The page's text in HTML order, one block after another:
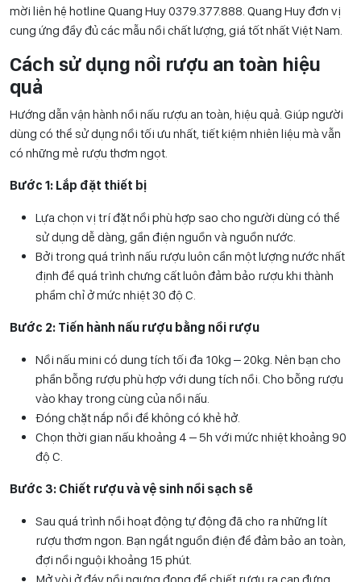
mời liên hệ hotline Quang Huy 0379.377.888 . Quang Huy đơn vị
cung ứng đầy đủ các mẫu nồi chất lượng, giá tốt nhất Việt Nam.
Cách sử dụng nồi rượu an toàn hiệu
quả
Hướng dẫn vận hành nồi nấu rượu an toàn, hiệu quả. Giúp người
dùng có thể sử dụng nồi tối ưu nhất, tiết kiệm nhiên liệu mà vẫn
có những mẻ rượu thơm ngọt.
Bước 1: Lắp đặt thiết bị
Lựa chọn vị trí đặt nồi phù hợp sao cho người dùng có thể
sử dụng dễ dàng, gần điện nguồn và nguồn nước.
Bởi trong quá trình nấu rượu luôn cần một lượng nước nhất
định để quá trình chưng cất luôn đảm bảo rượu khi thành
phẩm chỉ ở mức nhiệt 30 độ C.
Bước 2: Tiến hành nấu rượu bằng nồi rượu
Nồi nấu mini có dung tích tối đa 10kg – 20kg. Nên bạn cho
phần bỗng rượu phù hợp với dung tích nồi. Cho bỗng rượu
vào khay trong cùng của nồi nấu.
Đóng chặt nắp nồi để không có khẻ hở.
Chọn thời gian nấu khoảng 4 – 5h với mức nhiệt khoảng 90
độ C.
Bước 3: Chiết rượu và vệ sinh nồi sạch sẽ
Sau quá trình nồi hoạt động tự động đã cho ra những lít
rượu thơm ngon. Bạn ngắt nguồn điện để đảm bảo an toàn,
đợi nồi nguội khoảng 15 phút.